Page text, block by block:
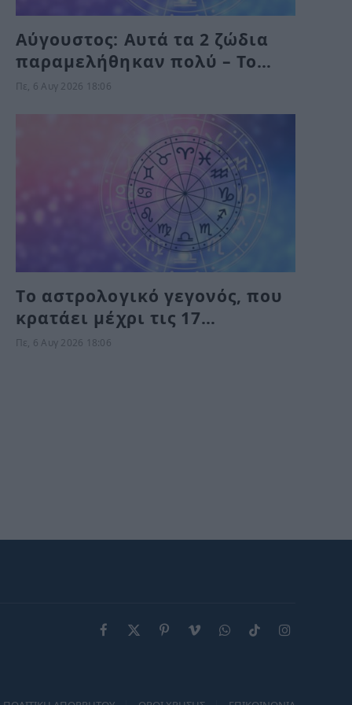
Αύγουστος: Αυτά τα 2 ζώδια
παραμελήθηκαν πολύ – Το
Σύμπαν τους δίνει τύχη το
Πε, 6 Αυγ 2026 18:06
Tο αστρολογικό γεγονός, που
κρατάει μέχρι τις 17
Σεπτεμβρίου και δοκιμάζει
Πε, 6 Αυγ 2026 18:06
Facebook
X
PinterestVimeoWhatsAppTikTokInstagram